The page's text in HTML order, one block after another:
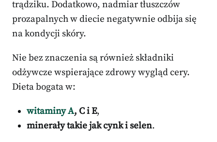
trądziku. Dodatkowo, nadmiar tłuszczów
prozapalnych w diecie negatywnie odbija się
na kondycji skóry.
Nie bez znaczenia są również składniki
odżywcze wspierające zdrowy wygląd cery.
Dieta bogata w:
witaminy A, C i E,
minerały takie jak cynk i selen.